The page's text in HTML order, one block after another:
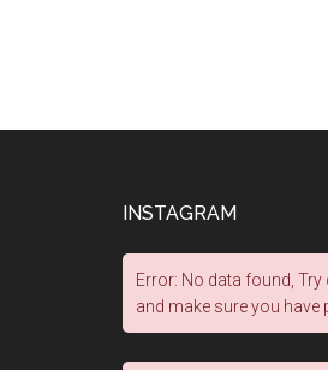
INSTAGRAM
Error: No data found,
and make sure you